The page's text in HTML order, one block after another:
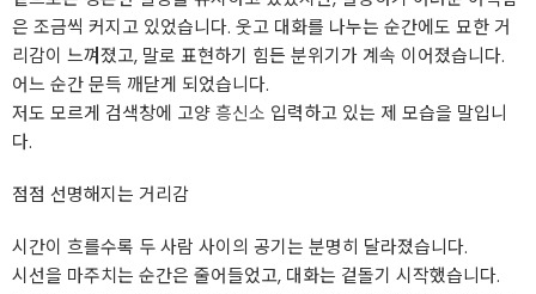
은 조금씩 커지고 있었습니다. 웃고 대화를 나누는 순간에도 묘한 거
리감이 느껴졌고, 말로 표현하기 힘든 분위기가 계속 이어졌습니다.
어느 순간 문득 깨닫게 되었습니다.
저도 모르게 검색창에 고양흥신소 입력하고 있는 제 모습을 말입니
다. ​
점점 선명해지는 거리감
시간이 흐를수록 두 사람 사이의 공기는 분명히 달라졌습니다.
시선을 마주치는 순간은 줄어들었고, 대화는 겉돌기 시작했습니다.